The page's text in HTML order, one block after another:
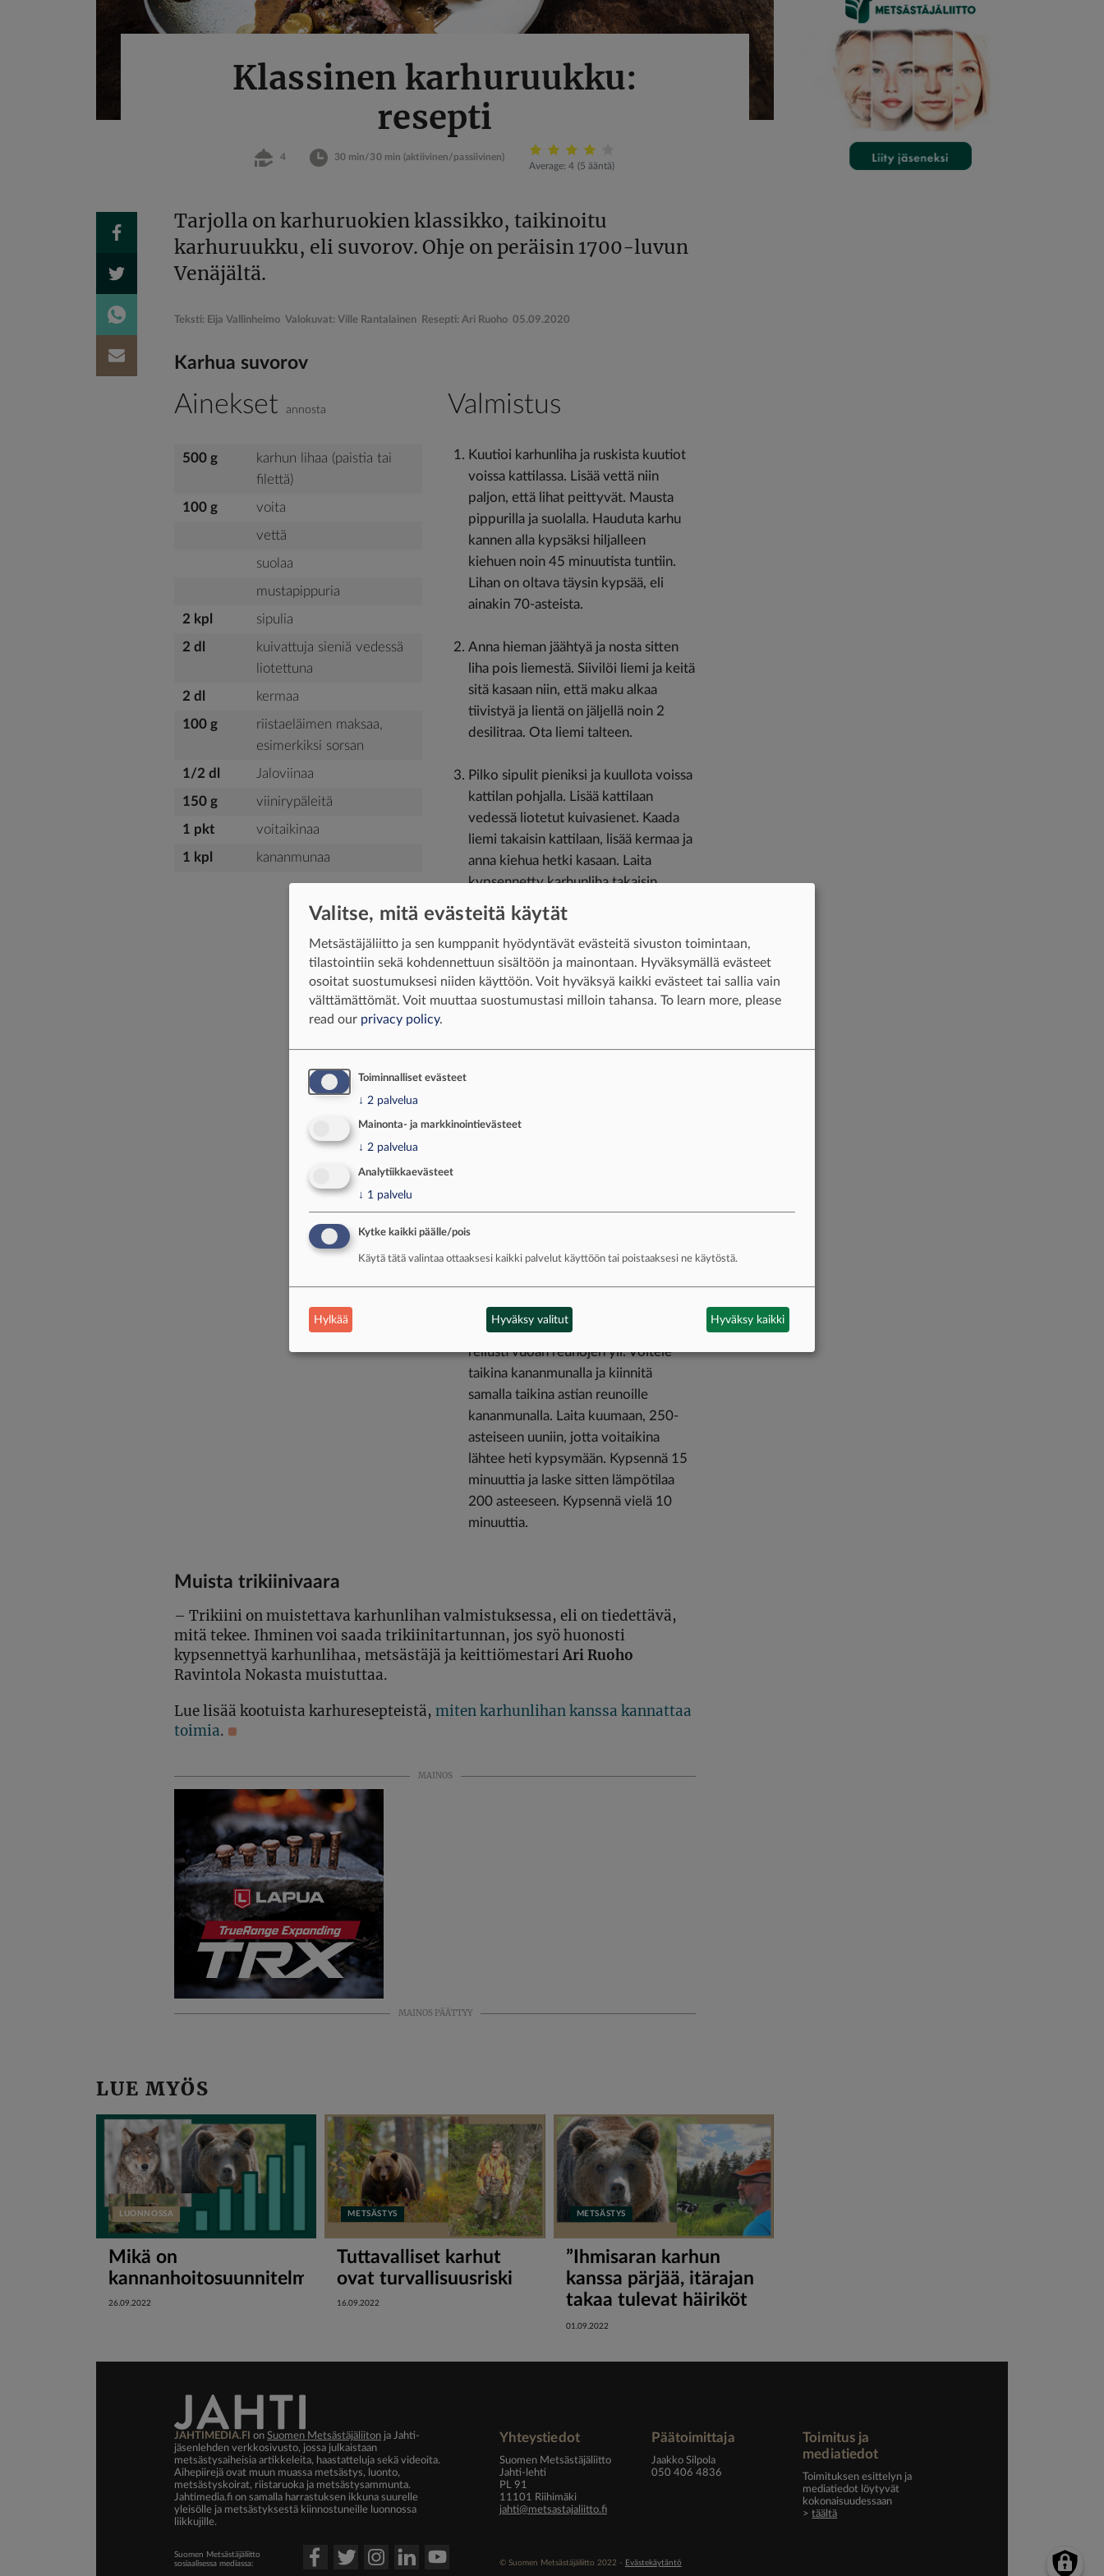
Klassinen karhuruukku:
resepti
4 30 min/30 min(aktiivinen/passiivinen)
Average:4 (5 ääntä)
Tarjolla on karhuruokien klassikko, taikinoitu
karhuruukku, eli suvorov. Ohje on peräisin 1700-luvun
Venäjältä.
Teksti: Eija Vallinheimo Valokuvat: Ville Rantalainen Resepti: Ari Ruoho 05.09.2020
Karhua suvorov
Ainekset annosta
500 g
karhun lihaa (paistia tai
filettä)
100 g
voita
vettä
suolaa
mustapippuria
2 kpl
sipulia
2 dl
kuivattuja sieniä vedessä
liotettuna
2 dl
kermaa
100 g
riistaeläimen maksaa,
esimerkiksi sorsan
1/2 dl
Jaloviinaa
150 g
viinirypäleitä
1 pkt
voitaikinaa
1 kpl
kananmunaa
Valmistus
Kuutioi karhunliha ja ruskista kuutiot
voissa kattilassa. Lisää vettä niin
paljon, että lihat peittyvät. Mausta
pippurilla ja suolalla. Hauduta karhu
kannen alla kypsäksi hiljalleen
kiehuen noin 45 minuutista tuntiin.
Lihan on oltava täysin kypsää, eli
ainakin 70-asteista.
Anna hieman jäähtyä ja nosta sitten
liha pois liemestä. Siivilöi liemi ja keitä
sitä kasaan niin, että maku alkaa
tiivistyä ja lientä on jäljellä noin 2
desilitraa. Ota liemi talteen.
Pilko sipulit pieniksi ja kuullota voissa
kattilan pohjalla. Lisää kattilaan
vedessä liotetut kuivasienet. Kaada
liemi takaisin kattilaan, lisää kermaa ja
anna kiehua hetki kasaan. Laita
kypsennetty karhunliha takaisin
kattilaan.
Paloittele maksa tarvittaessa, linnun
maksat voi käyttää kokonaisina.
Paista maksaa voissa pannulla sen
lisää Jaloviinaa niin, että se leviää
sytyttämällä Jaloviina rauhallisesti
pyöreä, mutta ei liian laakea,
mieluiten kahvaton.
Kauli voitaikinaa niin, että se riittää
reilusti vuoan reunojen yli. Voitele
taikina kananmunalla ja kiinnitä
samalla taikina astian reunoille
kananmunalla. Laita kuumaan, 250-
asteiseen uuniin, jotta voitaikina
lähtee heti kypsymään. Kypsennä 15
minuuttia ja laske sitten lämpötilaa
200 asteeseen. Kypsennä vielä 10
minuuttia.
Muista trikiinivaara
– Trikiini on muistettava karhunlihan valmistuksessa, eli on tiedettävä,
mitä tekee. Ihminen voi saada trikiinitartunnan, jos syö huonosti
kypsennettyä karhunlihaa, metsästäjä ja keittiömestariAri Ruoho
Ravintola Nokasta muistuttaa.
Lue lisää kootuista karhuresepteistä, miten karhunlihan kanssa kannattaa
toimia.
MAINOS
MAINOS PÄÄTTYY
LUE MYÖS
LUONNOSSA
Mikä on
kannanhoitosuunnitelma?
26.09.2022
METSÄSTYS
Tuttavalliset karhut
ovat turvallisuusriski
16.09.2022
METSÄSTYS
”Ihmisaran karhun
kanssa pärjää, itärajan
takaa tulevat häiriköt
ongelma” sanoo
01.09.2022
JAHTIMEDIA.FI on Suomen Metsästäjäliiton ja Jahti-
jäsenlehden verkkosivusto, jossa julkaistaan
metsästysaiheisia artikkeleita, haastatteluja sekä videoita.
Aihepiirejä ovat muun muassa metsästys, luonto,
metsästyskoirat, riistaruoka ja metsästysammunta.
Jahtimedia.fi on samalla harrastuksen ikkuna suurelle
yleisölle ja metsästyksestä kiinnostuneille luonnossa
liikkujille.
Yhteystiedot
Suomen Metsästäjäliitto
Jahti-lehti
PL 91
11101 Riihimäki
jahti@metsastajaliitto.fi
Päätoimittaja
Jaakko Silpola
050 406 4836
Toimitus ja
mediatiedot
Toimituksen esittelyn ja
mediatiedot löytyvät
kokonaisuudessaan
>täältä
Suomen Metsästäjäliitto
sosiaalisessa mediassa:
© Suomen Metsästäjäliitto 2022 - Evästekäytäntö
Valitse, mitä evästeitä käytät
Metsästäjäliitto ja sen kumppanit hyödyntävät evästeitä sivuston toimintaan,
tilastointiin sekä kohdennettuun sisältöön ja mainontaan. Hyväksymällä evästeet
osoitat suostumuksesi niiden käyttöön. Voit hyväksyä kaikki evästeet tai sallia vain
välttämättömät. Voit muuttaa suostumustasi milloin tahansa. To learn more, please
read our privacy policy.
Toiminnalliset evästeet
↓ 2 palvelua
Mainonta- ja markkinointievästeet
↓ 2 palvelua
Analytiikkaevästeet
↓ 1 palvelu
Kytke kaikki päälle/pois
Käytä tätä valintaa ottaaksesi kaikki palvelut käyttöön tai poistaaksesi ne käytöstä.
Hylkää Hyväksy valitut Hyväksy kaikki